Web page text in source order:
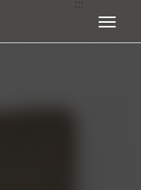
展開選單